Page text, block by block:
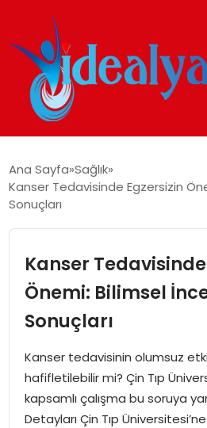
GÜNDEM
İDEAL YAŞAM
İDEAL SPOR
YAŞAM
MAGAZIN
Ana Sayfa Sağlık
Kanser Tedavisinde Egzersizin
Sonuçları
Kanser
Önemi: Bilimsel
Sonuçları
Kanser tedavisinin olumsuz
hafifletilebilir mi? Çin Tıp
kapsamlı çalışma bu soruya
Detayları Çin Tıp